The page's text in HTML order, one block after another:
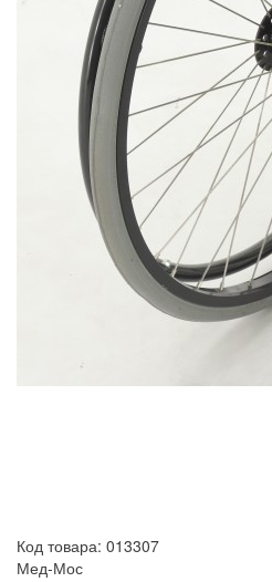
Код товара: 013307
Мед-Мос